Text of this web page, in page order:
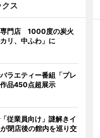
ス
専門店 1000度の炭火
リ、中ふわ」に
ラエティー番組「プレ
品450点超展示
従業員向け」謎解きイ
閉店後の館内を巡り交